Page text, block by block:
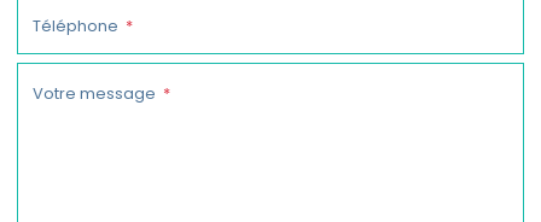
Téléphone
Votre message